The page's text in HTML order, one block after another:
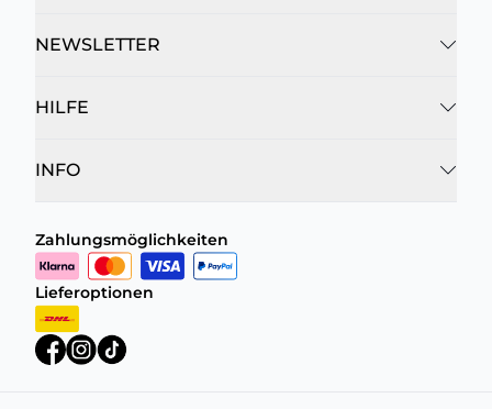
NEWSLETTER
HILFE
INFO
Zahlungsmöglichkeiten
Lieferoptionen